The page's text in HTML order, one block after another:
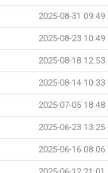
2025-08-31 09:49
2025-08-23 10:49
2025-08-18 12:53
2025-08-14 10:33
2025-07-05 18:48
2025-06-23 13:25
2025-06-16 08:06